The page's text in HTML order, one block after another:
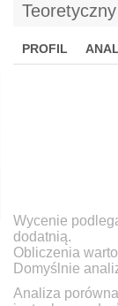
PROFIL
Wycenie
dodatnią.
Obliczenia
Domyślnie
Analiza